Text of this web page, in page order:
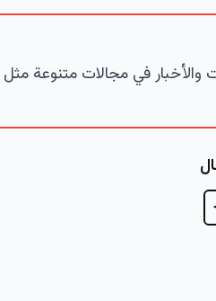
في مجالات متنوعة مثل